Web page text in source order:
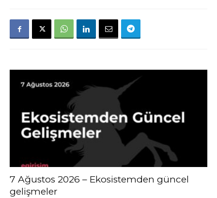
7 Ağustos 2026 – Ekosistemden güncel
gelişmeler